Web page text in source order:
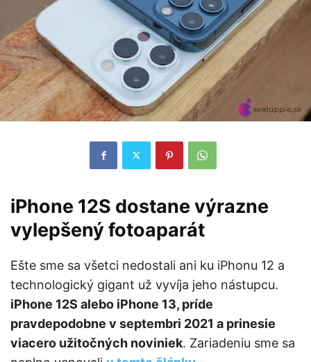
iPhone 12S dostane výrazne
vylepšený fotoaparát
Ešte sme sa všetci nedostali ani ku iPhonu 12 a
technologický gigant už vyvíja jeho nástupcu.
iPhone 12S alebo iPhone 13, príde
pravdepodobne v septembri 2021 a prinesie
viacero užitočných noviniek. Zariadeniu sme sa